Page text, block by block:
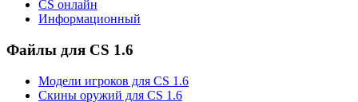
CS онлайн
Информационный
Файлы для CS 1.6
Модели игроков для CS 1.6
Скины оружий для CS 1.6